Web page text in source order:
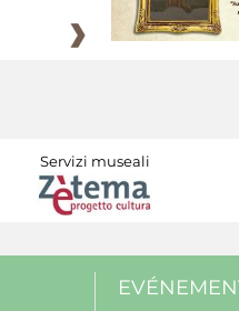
Servizi museali